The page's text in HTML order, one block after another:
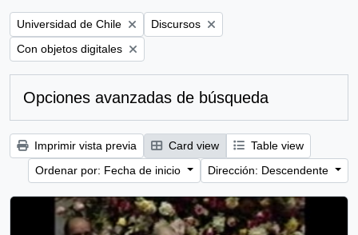
Remove filter:
Universidad de Chile Remove filter:
Discursos
Remove filter:
Con objetos digitales
Opciones avanzadas de búsqueda
Imprimir vista previa Card view
Table view
Ordenar por: Fecha de inicio
Dirección: Descendente